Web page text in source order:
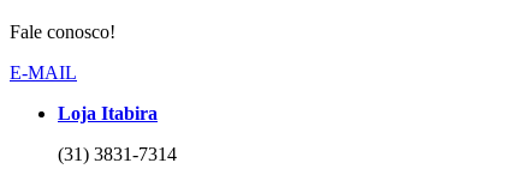
Fale conosco!
E-MAIL
Loja Itabira
(31) 3831-7314